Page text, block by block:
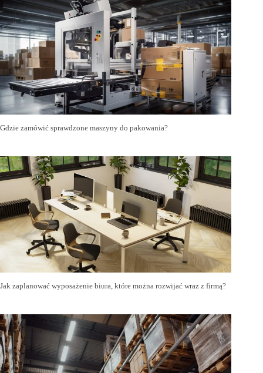
Gdzie zamówić sprawdzone maszyny do pakowania?
Jak zaplanować wyposażenie biura, które można rozwijać wraz z firmą?